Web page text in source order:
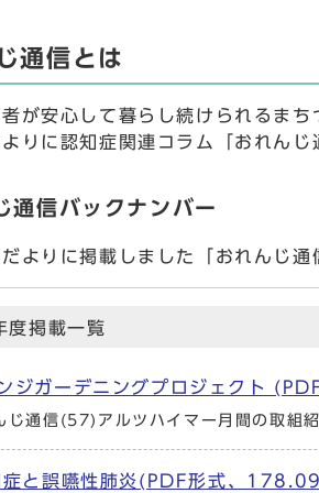
通信とは
が安心して暮らし続けられるま
りに認知症関連コラム「おれん
通信バックナンバー
よりに掲載しました「おれんじ
度掲載一覧
ジガーデニングプロジェクト
じ通信(57)アルツハイマー月間の取組
症と誤嚥性肺炎(PDF形式、